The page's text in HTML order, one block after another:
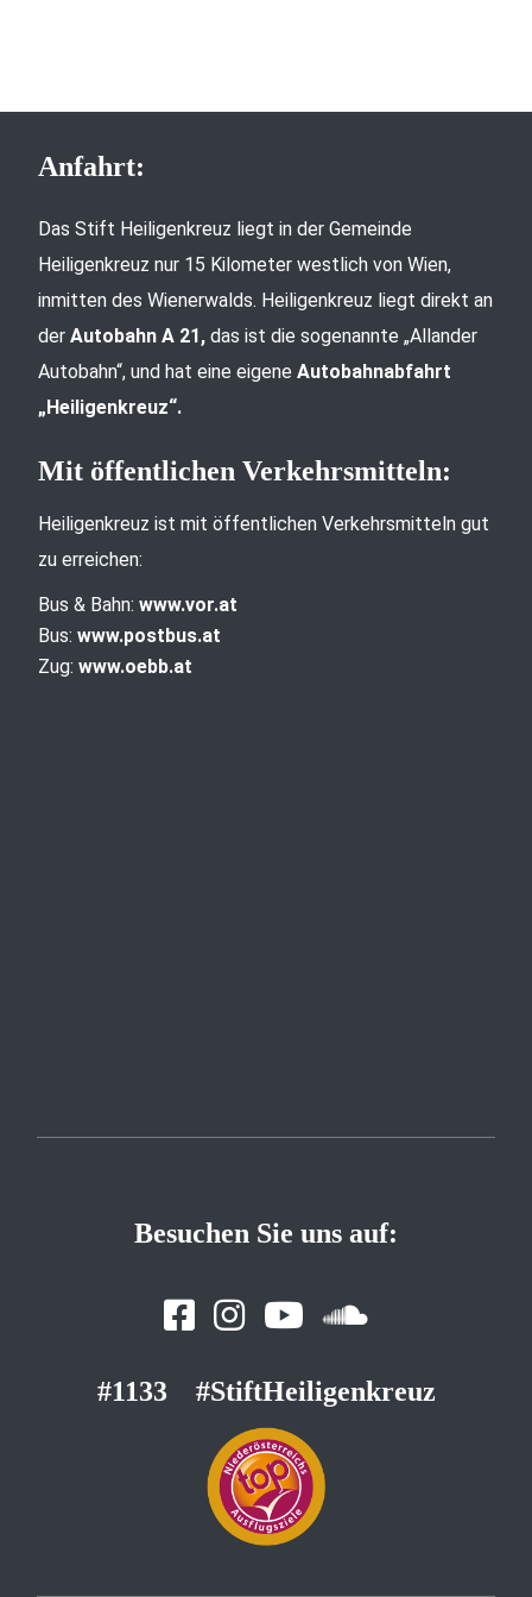
Anfahrt:
Das Stift Heiligenkreuz liegt in der Gemeinde
Heiligenkreuz nur 15 Kilometer westlich von Wien,
inmitten des Wienerwalds. Heiligenkreuz liegt direkt an
der Autobahn A 21, das ist die sogenannte „Allander
Autobahn“, und hat eine eigene Autobahnabfahrt
„Heiligenkreuz“.
Mit öffentlichen Verkehrsmitteln:
Heiligenkreuz ist mit öffentlichen Verkehrsmitteln gut
zu erreichen:
Bus & Bahn: www.vor.at
Bus: www.postbus.at
Zug: www.oebb.at
Besuchen Sie uns auf:
#1133 #StiftHeiligenkreuz